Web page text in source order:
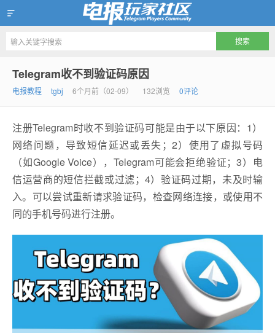
Telegram玩家社区
Telegram收不到验证码原因
电报教程 tgbj 6个月前（02-09） 132浏览 0评论
注册Telegram时收不到验证码可能是由于以下原因：1）
网络问题，导致短信延迟或丢失；2）使用了虚拟号码
（如Google Voice），Telegram可能会拒绝验证；3）电
信运营商的短信拦截或过滤；4）验证码过期，未及时输
入。可以尝试重新请求验证码，检查网络连接，或使用不
同的手机号码进行注册。